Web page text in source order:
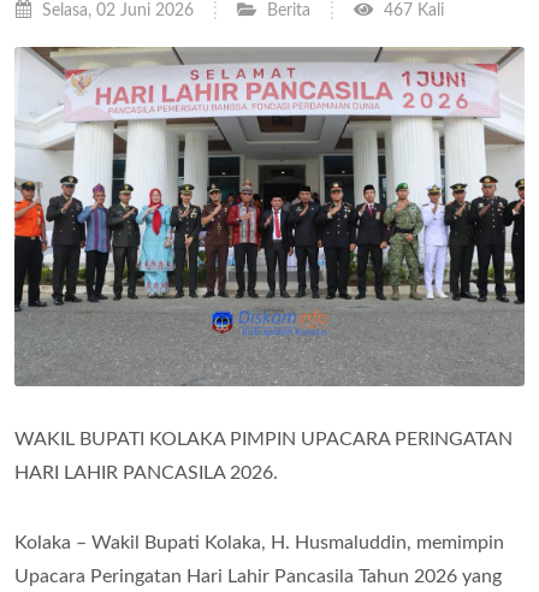
Selasa, 02 Juni 2026 Berita 467 Kali
WAKIL BUPATI KOLAKA PIMPIN UPACARA PERINGATAN
HARI LAHIR PANCASILA 2026.
Kolaka – Wakil Bupati Kolaka, H. Husmaluddin, memimpin
Upacara Peringatan Hari Lahir Pancasila Tahun 2026 yang